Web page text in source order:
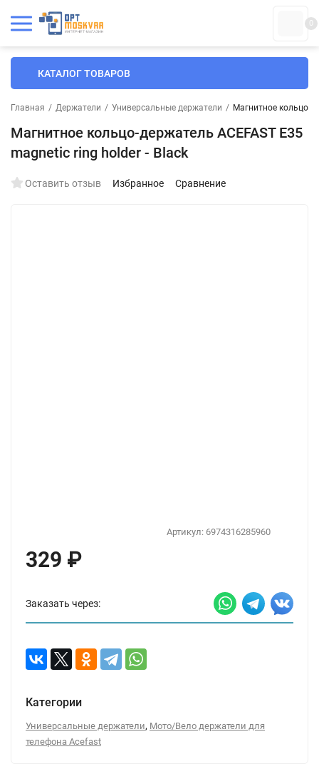
0
КАТАЛОГ ТОВАРОВ
Главная / Держатели / Универсальные держатели / Магнитное кольцо-
Магнитное кольцо-держатель ACEFAST E35
magnetic ring holder - Black
Оставить отзыв Избранное Сравнение
Артикул: 6974316285960
329 ₽
Заказать через:
Категории
Универсальные держатели, Мото/Вело держатели для
телефона Acefast